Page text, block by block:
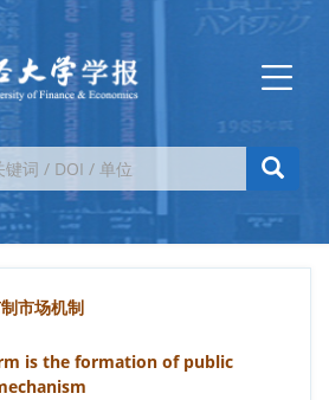
市场机制
is the formation of public